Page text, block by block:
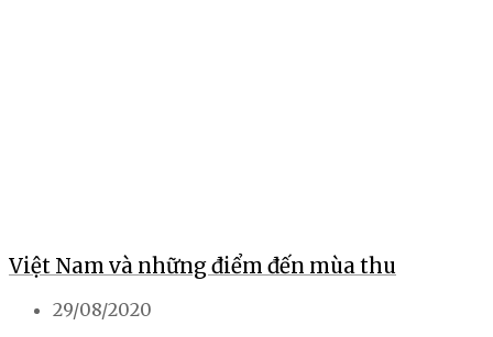
Việt Nam và những điểm đến mùa thu
29/08/2020